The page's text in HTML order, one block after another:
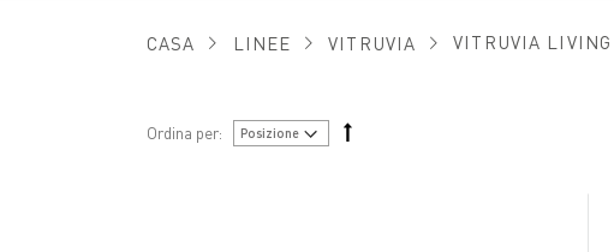
CASA LINEE VITRUVIA VITRUVIA LIVING
Ordina per: